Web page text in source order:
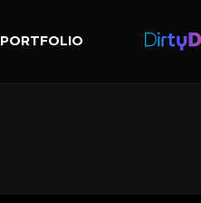
PORTFOLIO